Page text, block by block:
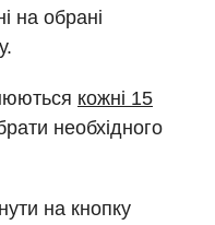
на обрані
кожні 15
необхідного
на кнопку